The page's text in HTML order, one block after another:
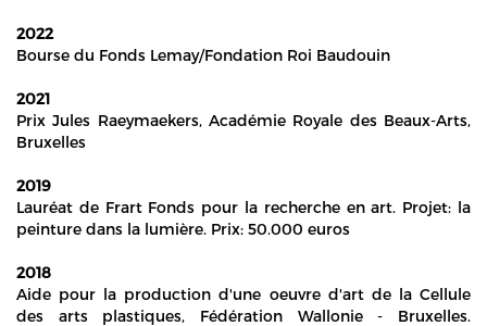
2022
Bourse du Fonds Lemay/Fondation Roi Baudouin
2021
Prix Jules Raeymaekers, Académie Royale des Beaux-Arts,
Bruxelles
2019
Lauréat de Frart Fonds pour la recherche en art. Projet: la
peinture dans la lumière. Prix: 50.000 euros
2018
Aide pour la production d'une oeuvre d'art de la Cellule
des arts plastiques, Fédération Wallonie - Bruxelles.